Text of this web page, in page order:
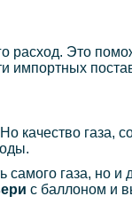
расход. Это
импортных
газа,
самого газа, но
с баллоном и